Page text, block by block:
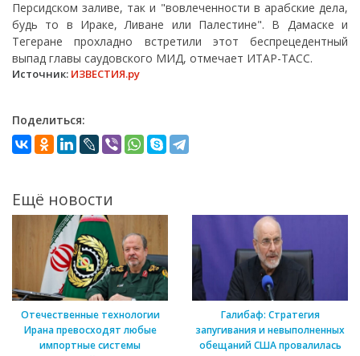
Персидском заливе, так и "вовлеченности в арабские дела,
будь то в Ираке, Ливане или Палестине". В Дамаске и
Тегеране прохладно встретили этот беспрецедентный
выпад главы саудовского МИД, отмечает ИТАР-ТАСС.
Источник: ИЗВЕСТИЯ.ру
Поделиться:
Ещё новости
Отечественные технологии
Ирана превосходят любые
импортные системы
Галибаф: Стратегия
запугивания и невыполненных
обещаний США провалилась